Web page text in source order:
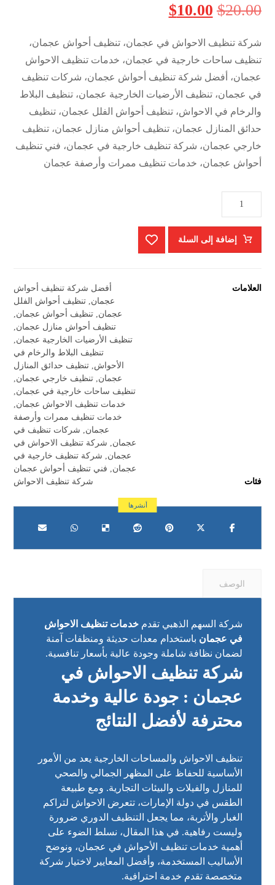
$20.00
$10.00
شركة تنظيف الاحواش في عجمان، تنظيف أحواش عجمان،
تنظيف ساحات خارجية في عجمان، خدمات تنظيف الاحواش
عجمان، أفضل شركة تنظيف أحواش عجمان، شركات تنظيف
في عجمان، تنظيف الأرضيات الخارجية عجمان، تنظيف البلاط
والرخام في الاحواش، تنظيف أحواش الفلل عجمان، تنظيف
حدائق المنازل عجمان، تنظيف أحواش منازل عجمان، تنظيف
خارجي عجمان، شركة تنظيف خارجية في عجمان، فني تنظيف
أحواش عجمان، خدمات تنظيف ممرات وأرصفة عجمان
إضافة إلى السلة
العلامات
أفضل شركة تنظيف أحواش
عجمان, تنظيف أحواش الفلل
عجمان, تنظيف أحواش عجمان,
تنظيف أحواش منازل عجمان,
تنظيف الأرضيات الخارجية عجمان,
تنظيف البلاط والرخام في
الأحواش, تنظيف حدائق المنازل
عجمان, تنظيف خارجي عجمان,
تنظيف ساحات خارجية في عجمان,
خدمات تنظيف الاحواش عجمان,
خدمات تنظيف ممرات وأرصفة
عجمان, شركات تنظيف في
عجمان, شركة تنظيف الاحواش في
عجمان, شركة تنظيف خارجية في
عجمان, فني تنظيف أحواش عجمان
فئات
شركة تنظيف الاحواش
الوصف
شركة السهم الذهبي تقدمخدمات تنظيف الاحواش
في عجمان باستخدام معدات حديثة ومنظفات آمنة
لضمان نظافة شاملة وجودة عالية بأسعار تنافسية.
شركة تنظيف الاحواش في
عجمان : جودة عالية وخدمة
محترفة لأفضل النتائج
تنظيف الاحواش والمساحات الخارجية يعد من الأمور
الأساسية للحفاظ على المظهر الجمالي والصحي
للمنازل والفيلات والبيئات التجارية. ومع طبيعة
الطقس في دولة الإمارات، تتعرض الاحواش لتراكم
الغبار والأتربة، مما يجعل التنظيف الدوري ضرورة
وليست رفاهية. في هذا المقال، نسلط الضوء على
أهمية خدمات تنظيف الأحواش في عجمان، ونوضح
الأساليب المستخدمة، وأفضل المعايير لاختيار شركة
متخصصة تقدم خدمة احترافية.